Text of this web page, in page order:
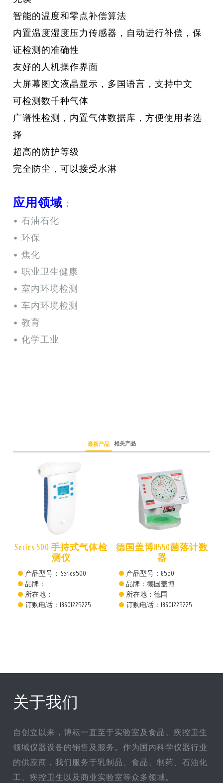
智能的温度和零点补偿算法
内置温度湿度压力传感器，自动进行补偿，保
证检测的准确性
友好的人机操作界面
大屏幕图文液晶显示，多国语言，支持中文
可检测数千种气体
广谱性检测，内置气体数据库，方便使用者选
择
超高的防护等级
完全防尘，可以接受水淋
应用领域 ：
• 石油石化
• 环保
• 焦化
• 职业卫生健康
• 室内环境检测
• 车内环境检测
• 教育
• 化学工业
最新产品 相关产品
Series 500 手持式气体检
测仪
产品型号： Series 500
品牌：
所在地：
订购电话：18601225225
德国盖博8550菌落计数
器
产品型号：8550
品牌：德国盖博
所在地：德国
订购电话：18601225225
关于我们
自创立以来，博耘一直至于实验室及食品、疾控卫生
领域仪器设备的销售及服务。作为国内科学仪器行业
的供应商，我们服务于乳制品、食品、制药、石油化
工、疾控卫生以及商业实验室等众多领域。